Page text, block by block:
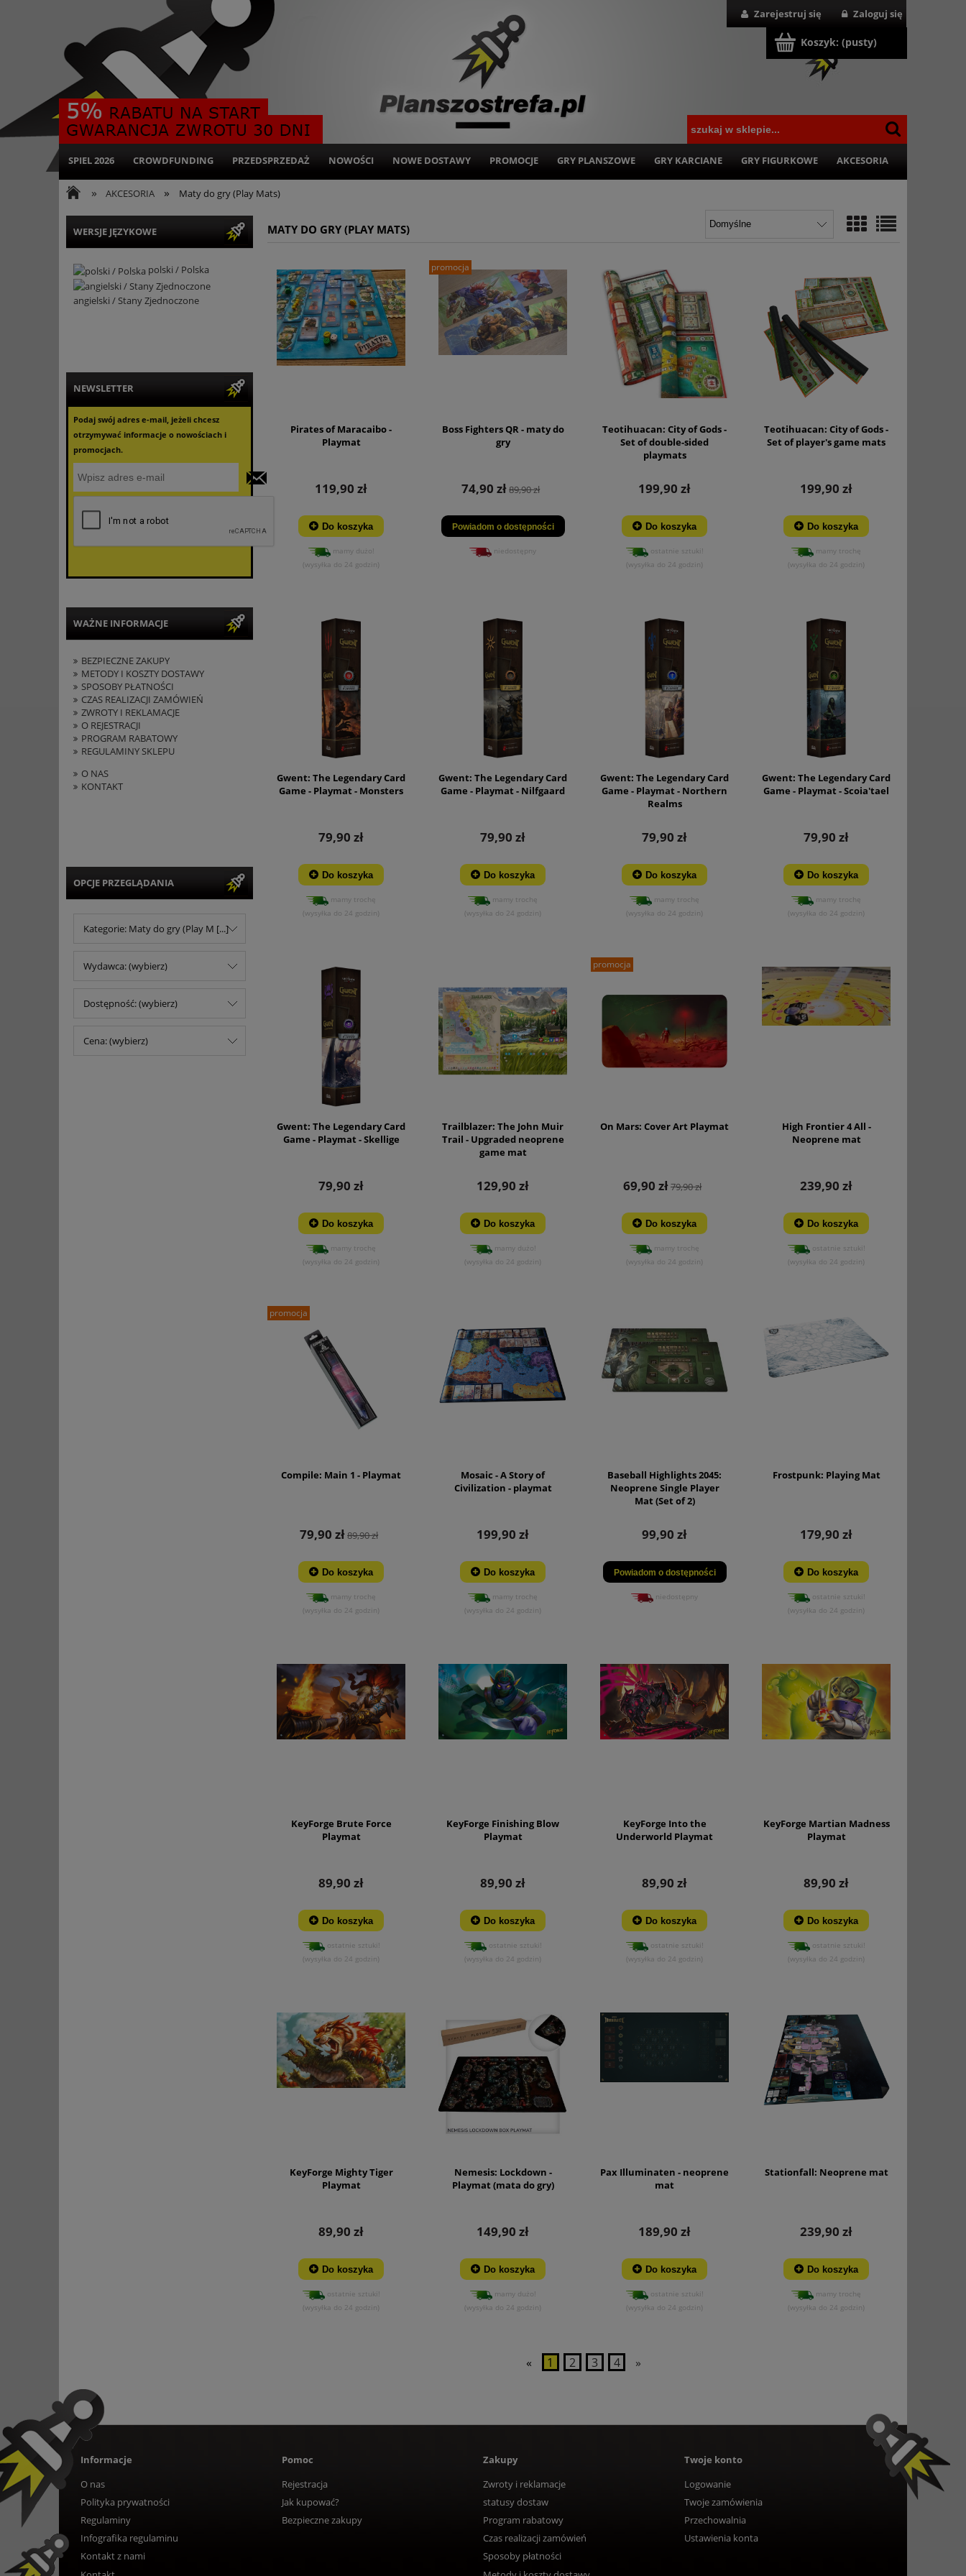
Zarejestruj się Zaloguj się
Koszyk: (pusty)
SPIEL 2026 CROWDFUNDING PRZEDSPRZEDAŻ NOWOŚCI NOWE DOSTAWY PROMOCJE GRY PLANSZOWE GRY KARCIANE GRY FIGURKOWE AKCESORIA
» AKCESORIA » Maty do gry (Play Mats)
WERSJE JĘZYKOWE
polski / Polska
angielski / Stany Zjednoczone
NEWSLETTER
Podaj swój adres e-mail, jeżeli chcesz
otrzymywać informacje o nowościach i
promocjach.
WAŻNE INFORMACJE
BEZPIECZNE ZAKUPY
METODY I KOSZTY DOSTAWY
SPOSOBY PŁATNOŚCI
CZAS REALIZACJI ZAMÓWIEŃ
ZWROTY I REKLAMACJE
O REJESTRACJI
PROGRAM RABATOWY
REGULAMINY SKLEPU
O NAS
KONTAKT
OPCJE PRZEGLĄDANIA
Kategorie: Maty do gry (Play M [...]
Wydawca: (wybierz)
Dostępność: (wybierz)
Cena: (wybierz)
MATY DO GRY (PLAY MATS)
Pirates of Maracaibo -
Playmat
119,90 zł
Do koszyka
mamy dużo!
(wysyłka do 24 godzin)
Boss Fighters QR - maty do
gry
74,90 zł89,90 zł
Powiadom o dostępności
niedostępny
promocja
Teotihuacan: City of Gods -
Set of double-sided
playmats
199,90 zł
Do koszyka
ostatnie sztuki!
(wysyłka do 24 godzin)
Teotihuacan: City of Gods -
Set of player's game mats
199,90 zł
Do koszyka
mamy trochę
(wysyłka do 24 godzin)
Gwent: The Legendary Card
Game - Playmat - Monsters
79,90 zł
Do koszyka
mamy trochę
(wysyłka do 24 godzin)
Gwent: The Legendary Card
Game - Playmat - Nilfgaard
79,90 zł
Do koszyka
mamy trochę
(wysyłka do 24 godzin)
Gwent: The Legendary Card
Game - Playmat - Northern
Realms
79,90 zł
Do koszyka
mamy trochę
(wysyłka do 24 godzin)
Gwent: The Legendary Card
Game - Playmat - Scoia'tael
79,90 zł
Do koszyka
mamy trochę
(wysyłka do 24 godzin)
Gwent: The Legendary Card
Game - Playmat - Skellige
79,90 zł
Do koszyka
mamy trochę
(wysyłka do 24 godzin)
Trailblazer: The John Muir
Trail - Upgraded neoprene
game mat
129,90 zł
Do koszyka
mamy dużo!
(wysyłka do 24 godzin)
On Mars: Cover Art Playmat
69,90 zł79,90 zł
Do koszyka
mamy trochę
(wysyłka do 24 godzin)
promocja
High Frontier 4 All -
Neoprene mat
239,90 zł
Do koszyka
ostatnie sztuki!
(wysyłka do 24 godzin)
Compile: Main 1 - Playmat
79,90 zł89,90 zł
Do koszyka
mamy trochę
(wysyłka do 24 godzin)
promocja
Mosaic - A Story of
Civilization - playmat
199,90 zł
Do koszyka
mamy trochę
(wysyłka do 24 godzin)
Baseball Highlights 2045:
Neoprene Single Player
Mat (Set of 2)
99,90 zł
Powiadom o dostępności
niedostępny
Frostpunk: Playing Mat
179,90 zł
Do koszyka
ostatnie sztuki!
(wysyłka do 24 godzin)
KeyForge Brute Force
Playmat
89,90 zł
Do koszyka
ostatnie sztuki!
(wysyłka do 24 godzin)
KeyForge Finishing Blow
Playmat
89,90 zł
Do koszyka
ostatnie sztuki!
(wysyłka do 24 godzin)
KeyForge Into the
Underworld Playmat
89,90 zł
Do koszyka
ostatnie sztuki!
(wysyłka do 24 godzin)
KeyForge Martian Madness
Playmat
89,90 zł
Do koszyka
ostatnie sztuki!
(wysyłka do 24 godzin)
KeyForge Mighty Tiger
Playmat
89,90 zł
Do koszyka
ostatnie sztuki!
(wysyłka do 24 godzin)
Nemesis: Lockdown -
Playmat (mata do gry)
149,90 zł
Do koszyka
mamy dużo!
(wysyłka do 24 godzin)
Pax Illuminaten - neoprene
mat
189,90 zł
Do koszyka
ostatnie sztuki!
(wysyłka do 24 godzin)
Stationfall: Neoprene mat
239,90 zł
Do koszyka
mamy trochę
(wysyłka do 24 godzin)
« 1 2 3 4 »
Informacje
O nas
Polityka prywatności
Regulaminy
Infografika regulaminu
Kontakt z nami
Pomoc
Rejestracja
Jak kupować?
Bezpieczne zakupy
Zakupy
Zwroty i reklamacje
statusy dostaw
Program rabatowy
Czas realizacji zamówień
Sposoby płatności
Twoje konto
Logowanie
Twoje zamówienia
Przechowalnia
Ustawienia konta